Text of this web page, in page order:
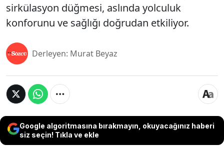
sirkülasyon düğmesi, aslında yolculuk
konforunu ve sağlığı doğrudan etkiliyor.
Derleyen: Murat Beyaz
Google algoritmasına bırakmayın, okuyacağınız haberi
siz seçin! Tıkla ve ekle